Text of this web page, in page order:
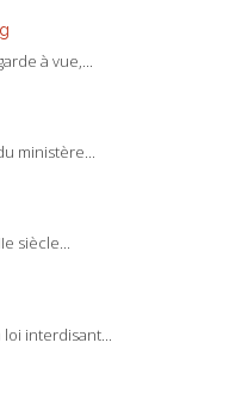
à vue,...
ministère...
siècle...
loi interdisant...